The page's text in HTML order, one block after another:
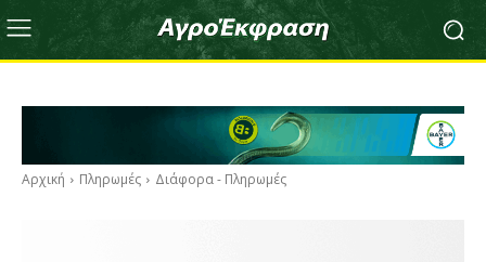
Αρχική Πληρωμές Διάφορα - Πληρωμές